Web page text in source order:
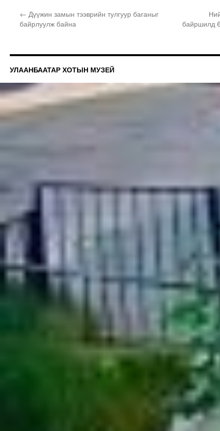
← Дүүжин замын тээврийн тулгуур баганыг
байрлуулж байна
байршилд
УЛААНБААТАР ХОТЫН МУЗЕЙ